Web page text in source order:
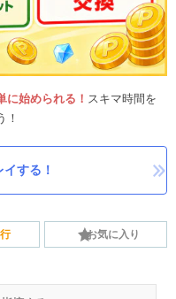
に始められる！ スキマ時間を
！
する！
お気に入り